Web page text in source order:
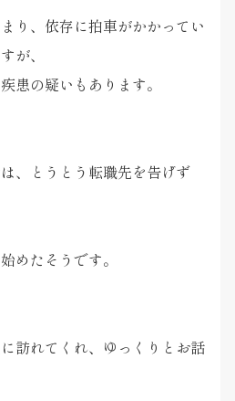
り、依存に拍車がかかってい
が、
患の疑いもあります。
、とうとう転職先を告げず
めたそうです。
訪れてくれ、ゆっくりとお話